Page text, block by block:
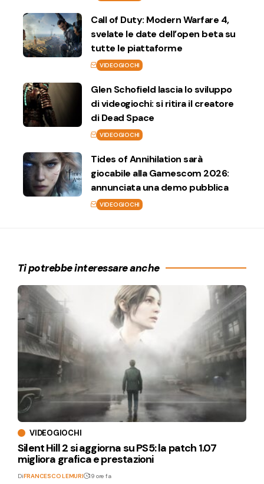
Call of Duty: Modern Warfare 4,
svelate le date dell’open beta su
tutte le piattaforme
VIDEOGIOCHI
Glen Schofield lascia lo sviluppo
di videogiochi: si ritira il creatore
di Dead Space
VIDEOGIOCHI
Tides of Annihilation sarà
giocabile alla Gamescom 2026:
annunciata una demo pubblica
VIDEOGIOCHI
Ti potrebbe interessare anche
VIDEOGIOCHI
Silent Hill 2 si aggiorna su PS5: la patch 1.07
migliora grafica e prestazioni
DiFRANCESCO LEMURI 19 ore fa